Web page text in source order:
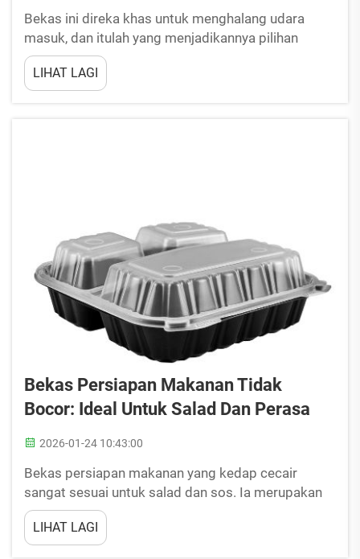
Bekas ini direka khas untuk menghalang udara
masuk, dan itulah yang menjadikannya pilihan
terbaik dalam mengekalkan kesegaran dan rasa
sedap makanan anda. Jika anda memasak secara
berlebihan (batch cooking), anda boleh
LIHAT LAGI
Bekas Persiapan Makanan Tidak
Bocor: Ideal Untuk Salad Dan Perasa
2026-01-24 10:43:00
Bekas persiapan makanan yang kedap cecair
sangat sesuai untuk salad dan sos. Ia merupakan
cara yang kemas untuk menyimpan dan
mengekalkan kesegaran makanan tanpa
mengambil terlalu banyak ruang. Anda juga boleh
LIHAT LAGI